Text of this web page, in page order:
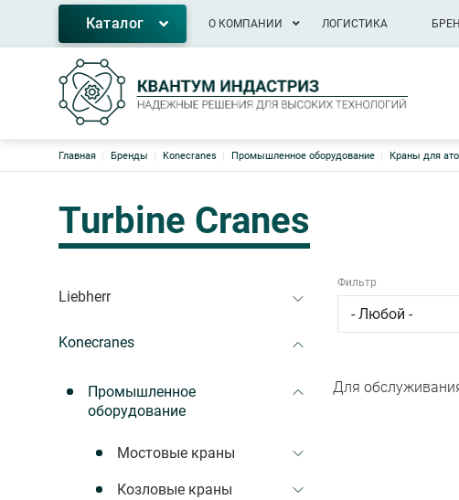
Основная навигация
Каталог О КОМПАНИИ ЛОГИСТИКА
Строка навигации
Главная Бренды Konecranes Промышленное оборудование Краны для
Turbine Cranes
Liebherr
Konecranes
Промышленное
оборудование
Мостовые краны
Козловые краны
Фильтр
Для